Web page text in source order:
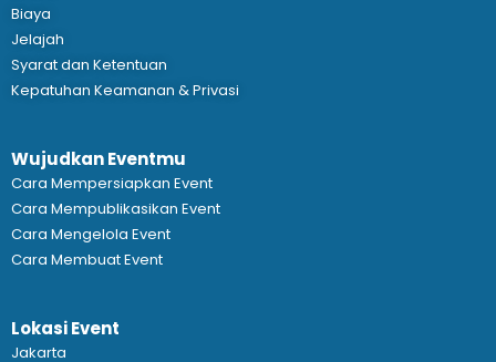
Biaya
Jelajah
Syarat dan Ketentuan
Kepatuhan Keamanan & Privasi
Wujudkan Eventmu
Cara Mempersiapkan Event
Cara Mempublikasikan Event
Cara Mengelola Event
Cara Membuat Event
Lokasi Event
Jakarta